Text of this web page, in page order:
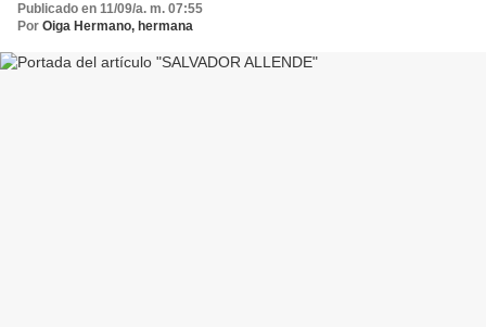
Publicado en 11/09/a. m. 07:55
Por Oiga Hermano, hermana